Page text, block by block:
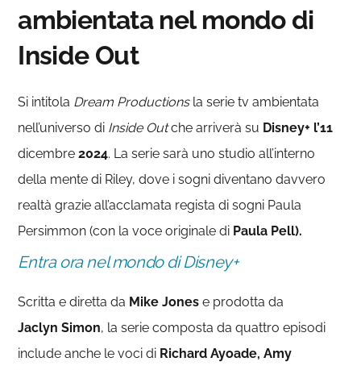
ambientata nel mondo di
Inside Out
Si intitola Dream Productions la serie tv ambientata
nell’universo di Inside Outche arriverà su Disney+ l’11
dicembre 2024. La serie sarà uno studio all’interno
della mente di Riley, dove i sogni diventano davvero
realtà grazie all’acclamata regista di sogni Paula
Persimmon (con la voce originale di Paula Pell).
Entra ora nel mondo di Disney+
Scritta e diretta da Mike Jones e prodotta da
Jaclyn Simon, la serie composta da quattro episodi
include anche le voci di Richard Ayoade, Amy